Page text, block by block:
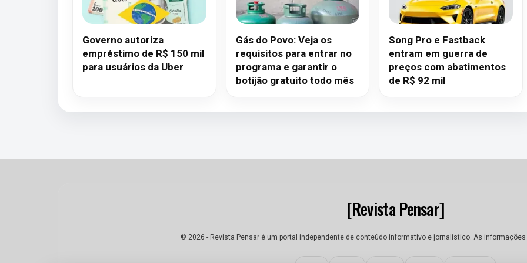
Governo autoriza
empréstimo de R$ 150 mil
para usuários da Uber
Gás do Povo: Veja os
requisitos para entrar no
programa e garantir o
botijão gratuito todo mês
Song Pro e Fastback
entram em guerra de
preços com abatimentos
de R$ 92 mil
[Revista Pensar]
© 2026 - Revista Pensar é um portal independente de conteúdo informativo e jornalístico. As